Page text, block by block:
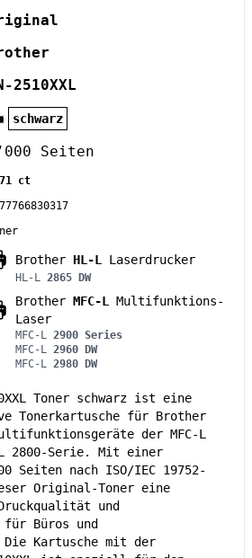
2510XXL
schwarz
Seiten
ct
Brother HL-L Laserdrucker
HL-L 2865 DW
Brother MFC-L
Multifunktions-
Laser
MFC-L
2900 Series
MFC-L
2960 DW
MFC-L
2980 DW
Toner schwarz ist eine
Tonerkartusche für Brother
der MFC-L
2800-Serie. Mit einer
Seiten nach ISO/IEC 19752-
Original-Toner eine
und
Büros und
Kartusche mit der